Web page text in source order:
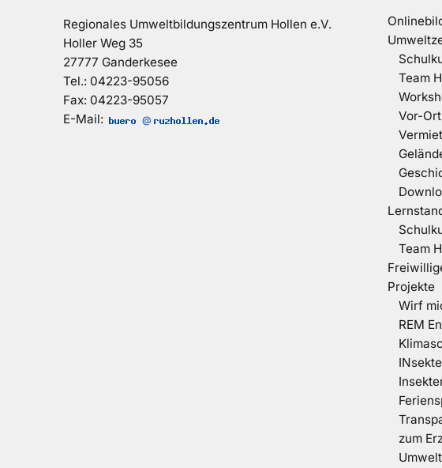
Regionales Umweltbildungszentrum Hollen e.V.
Holler Weg 35
27777 Ganderkesee
Tel.: 04223-95056
Fax: 04223-95057
E-Mail:
@
Team
Vor-
Team
Projekte
Wirf
REM
zum